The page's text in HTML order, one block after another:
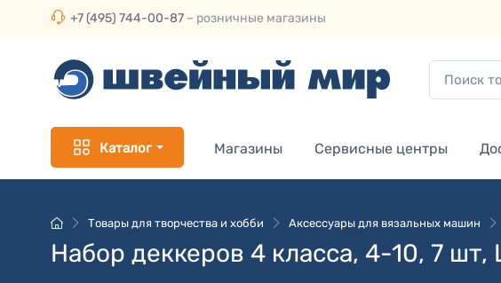
+7 (495) 744-00-87 – розничные магазины
Каталог Магазины Сервисные центры
Товары для творчества и хобби Аксессуары для вязальных машин
Набор деккеров 4 класса, 4-10, 7